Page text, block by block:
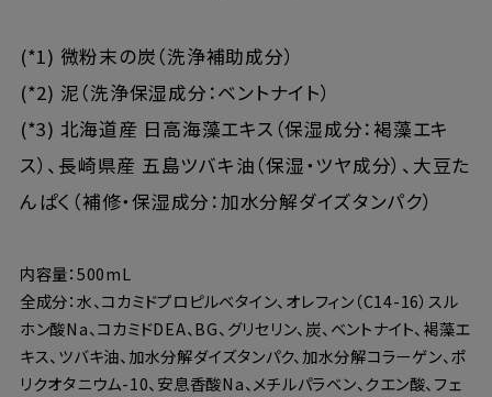
(*1) 微粉末の炭（洗浄補助成分）
(*2) 泥（洗浄保湿成分：ベントナイト）
(*3) 北海道産 日高海藻エキス（保湿成分：褐藻エキ
ス）、長崎県産 五島ツバキ油（保湿・ツヤ成分）、大豆た
んぱく（補修・保湿成分：加水分解ダイズタンパク）
内容量：500mL
全成分：水、コカミドプロピルベタイン、オレフィン（C14-16）スル
ホン酸Na、コカミドDEA、BG、グリセリン、炭、ベントナイト、褐藻エ
キス、ツバキ油、加水分解ダイズタンパク、加水分解コラーゲン、ポ
リクオタニウム-10、安息香酸Na、メチルパラベン、クエン酸、フェ